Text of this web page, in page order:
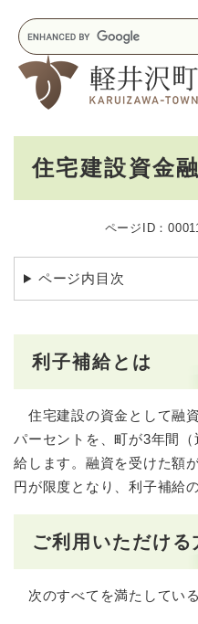
キ
ー
ワ
住宅建設資金
ページID：
ページ内目次
利子補給とは
住宅建設の資金として融
パーセントを、町が3年間
給します。融資を受けた額
円が限度となり、利子補給
ご利用いただける
次のすべてを満たしてい